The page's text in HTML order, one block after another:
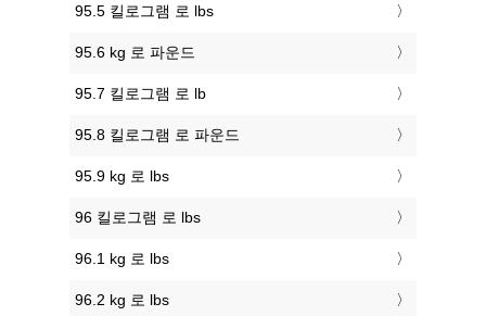
95.5 킬로그램 로 lbs
95.6 kg 로 파운드
95.7 킬로그램 로 lb
95.8 킬로그램 로 파운드
95.9 kg 로 lbs
96 킬로그램 로 lbs
96.1 kg 로 lbs
96.2 kg 로 lbs